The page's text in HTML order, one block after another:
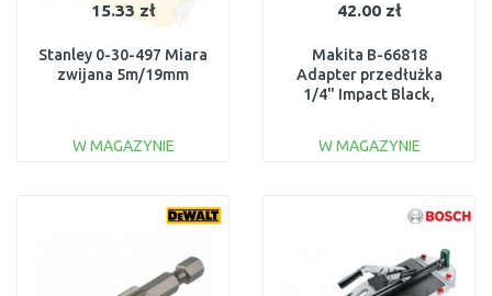
15.33 zł
Stanley 0-30-497 Miara
zwijana 5m/19mm
W MAGAZYNIE
Do porównania
42.00 zł
Makita B-66818
Adapter przedłużka
1/4" Impact Black,
W MAGAZYNIE
Do porównania